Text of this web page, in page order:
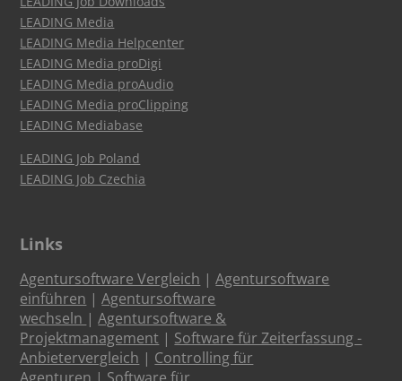
LEADING Media
LEADING Media Helpcenter
LEADING Media proDigi
LEADING Media proAudio
LEADING Media proClipping
LEADING Mediabase
LEADING Job Poland
LEADING Job Czechia
Links
Agentursoftware Vergleich |Agentursoftware
einführen |Agentursoftware
wechseln |Agentursoftware &
Projektmanagement | Software für Zeiterfassung -
Anbietervergleich | Controlling für